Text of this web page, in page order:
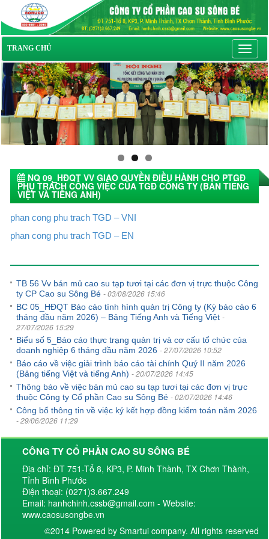
TRANG CHỦ
NQ 09_HĐQT VV GIAO QUYỀN ĐIỀU HÀNH CHO PTGĐ
PHỤ TRÁCH CÔNG VIỆC CỦA TGĐ CÔNG TY (BẢN TIẾNG
VIỆT VÀ TIẾNG ANH)
phan cong phu trach TGD – VNI
phan cong phu trach TGD – EN
TB 56 Vv bán mủ cao su tạp tươi tại các đơn vị trực thuộc Công
ty CP Cao su Sông Bé - 03/08/2026 15:46
BC 05_HĐQT Báo cáo tình hình quản trị Công ty (Kỳ báo cáo 6
tháng đầu năm 2026) – Bảng Tiếng Anh và Tiếng Việt -
27/07/2026 15:29
Biểu số 5_Báo cáo thực trạng quản trị và cơ cấu tổ chức của
doanh nghiệp 6 tháng đầu năm 2026 - 27/07/2026 10:52
Báo cáo về việc giải trình báo cáo tài chính Quý II năm 2026
(Bảng tiếng Việt và tiếng Anh) - 20/07/2026 14:45
Thông báo về việc bán mủ cao su tạp tươi tại các đơn vị trực
thuộc Công ty Cổ phần Cao su Sông Bé - 02/07/2026 14:46
Công bố thông tin về việc ký kết hợp đồng kiểm toán năm 2026
- 29/06/2026 11:29
CÔNG TY CỔ PHẦN CAO SU SÔNG BÉ
Địa chỉ: ĐT 751-Tổ 8, KP3, P. Minh Thành, TX Chơn Thành,
Tỉnh Bình Phước
Điện thoại: (0271)3.667.249
Email: hanhchinh.cssb@gmail.com - Website:
www.caosusongbe.vn
©2014 Powered by Smartui company. All rights reserved